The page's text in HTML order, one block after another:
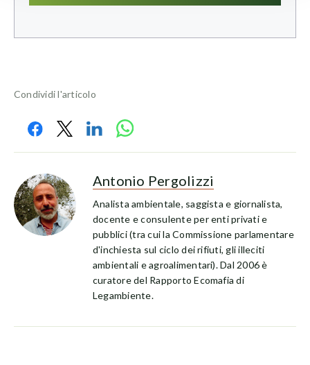
Condividi l'articolo
Antonio Pergolizzi
Analista ambientale, saggista e giornalista,
docente e consulente per enti privati e
pubblici (tra cui la Commissione parlamentare
d'inchiesta sul ciclo dei rifiuti, gli illeciti
ambientali e agroalimentari). Dal 2006 è
curatore del Rapporto Ecomafia di
Legambiente.